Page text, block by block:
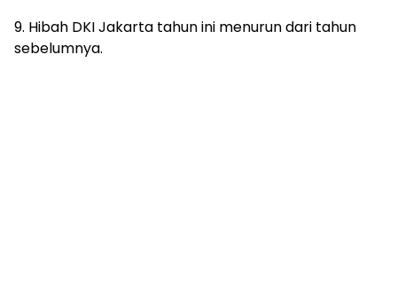
9. Hibah DKI Jakarta tahun ini menurun dari tahun
sebelumnya.